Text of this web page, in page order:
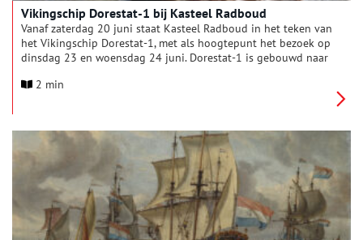
Vikingschip Dorestat-1 bij Kasteel Radboud
Vanaf zaterdag 20 juni staat Kasteel Radboud in het teken van
het Vikingschip Dorestat-1, met als hoogtepunt het bezoek op
dinsdag 23 en woensdag 24 juni. Dorestat-1 is gebouwd naar
Denemarken werd gevonden. Dit sluit aan bij de
rondvaarten, een lezing of een bezoek aan het schip wordt de
wereld van de oude Friezen een stap dichterbij gebracht.
2 min